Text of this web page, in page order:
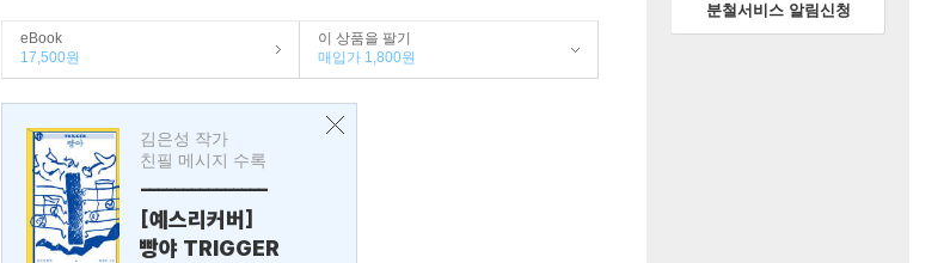
eBook
17,500원
이 상품을 팔기
매입가 1,800원
김은성 작가
친필 메시지 수록
---------------
[예스리커버]
빵야 TRIGGER
분철서비스 알림신청